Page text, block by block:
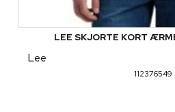
LEE SKJORTE KORT
Lee
112376549